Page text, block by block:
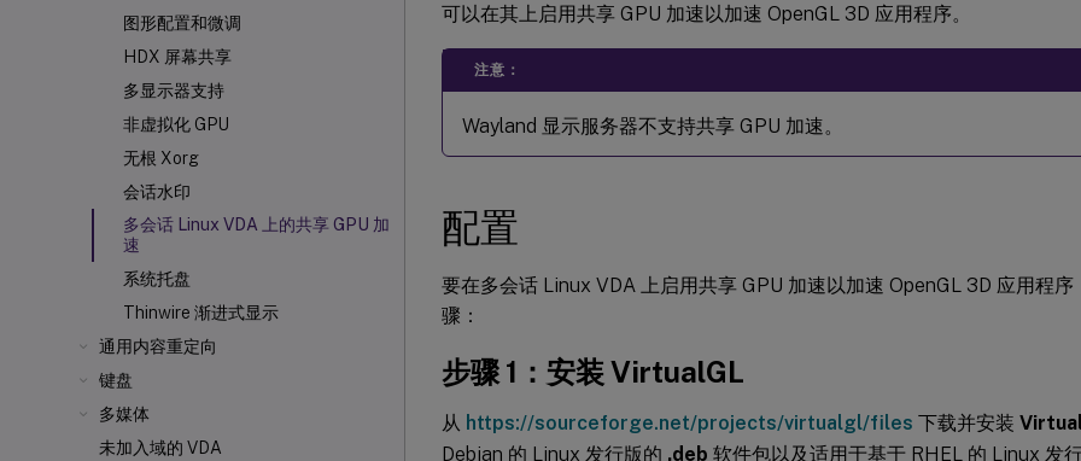
图形配置和微调
HDX 屏幕共享
多显示器支持
非虚拟化 GPU
无根 Xorg
会话水印
多会话 Linux VDA 上的共享 GPU 加
速
系统托盘
Thinwire 渐进式显示
通用内容重定向
键盘
多媒体
未加入域的 VDA
可以在其上启用共享 GPU 加速以加速 OpenGL 3D 应用程序。
注意：
Wayland 显示服务器不支持共享 GPU 加速。
配置
要在多会话 Linux VDA 上启用共享 GPU 加速以加速 OpenGL 3D 应用程
骤：
步骤 1：安装 VirtualGL
从 https://sourceforge.net/projects/virtualgl/files 下载并安装
Debian 的 Linux 发行版的 .deb 软件包以及适用于基于 RHEL 的 Linux 发